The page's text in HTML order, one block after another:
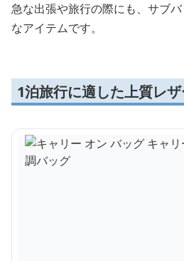
急な出張や旅行の際にも、サブ
なアイテムです。
1泊旅行に適した上質レ